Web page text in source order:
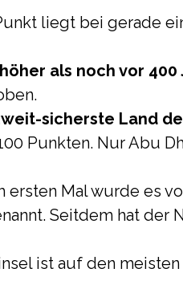
liegt bei gerade
als noch vor 400
sicherste Land
Punkten. Nur Abu
ersten Mal wurde es
Seitdem hat der
ist auf den